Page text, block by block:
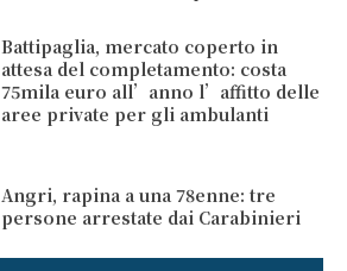
Battipaglia, mercato coperto in
attesa del completamento: costa
75mila euro all’anno l’affitto delle
aree private per gli ambulanti
Angri, rapina a una 78enne: tre
persone arrestate dai Carabinieri